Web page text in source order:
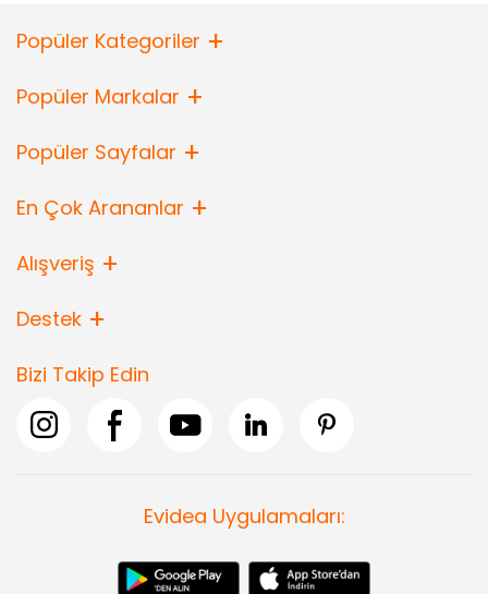
Popüler Kategoriler
Popüler Markalar
Popüler Sayfalar
En Çok Arananlar
Alışveriş
Destek
Bizi Takip Edin
Evidea Uygulamaları: